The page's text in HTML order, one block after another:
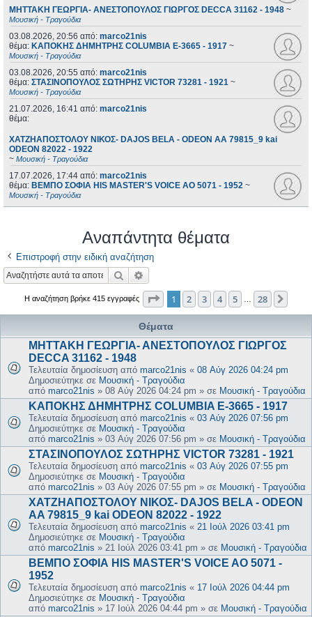
ΜΗΤΤΑΚΗ ΓΕΩΡΓΙΑ- ΑΝΕΣΤΟΠΟΥΛΟΣ ΓΙΩΡΓΟΣ DECCA 31162 - 1948 ~
Μουσική - Τραγούδια
03.08.2026, 20:56 από: marco21nis
θέμα: ΚΑΠΟΚΗΣ ΔΗΜΗΤΡΗΣ COLUMBIA E-3665 - 1917 ~
Μουσική - Τραγούδια
03.08.2026, 20:55 από: marco21nis
θέμα: ΣΤΑΣΙΝΟΠΟΥΛΟΣ ΣΩΤΗΡΗΣ VICTOR 73281 - 1921 ~
Μουσική - Τραγούδια
21.07.2026, 16:41 από: marco21nis
θέμα:
ΧΑΤΖΗΑΠΟΣΤΟΛΟΥ ΝΙΚΟΣ- DAJOS BELA - ODEON AA 79815_9 kai
ODEON 82022 - 1922
~ Μουσική - Τραγούδια
17.07.2026, 17:44 από: marco21nis
θέμα: ΒΕΜΠΟ ΣΟΦΙΑ HIS MASTER'S VOICE AO 5071 - 1952 ~
Μουσική - Τραγούδια
Αναπάντητα θέματα
Επιστροφή στην ειδική αναζήτηση
Αναζήτηση
Η αναζήτηση βρήκε 415 εγγραφές Σελίδα από28
1 2 3 4 5 28
Θέματα
ΜΗΤΤΑΚΗ ΓΕΩΡΓΙΑ- ΑΝΕΣΤΟΠΟΥΛΟΣ ΓΙΩΡΓΟΣ
DECCA 31162 - 1948
Τελευταία δημοσίευση από marco21nis « 08 Αύγ 2026 04:24 pm
Δημοσιεύτηκε σε Μουσική - Τραγούδια
από marco21nis » 08 Αύγ 2026 04:24 pm » σε Μουσική - Τραγούδια
ΚΑΠΟΚΗΣ ΔΗΜΗΤΡΗΣ COLUMBIA E-3665 - 1917
Τελευταία δημοσίευση από marco21nis « 03 Αύγ 2026 07:56 pm
Δημοσιεύτηκε σε Μουσική - Τραγούδια
από marco21nis » 03 Αύγ 2026 07:56 pm » σε Μουσική - Τραγούδια
ΣΤΑΣΙΝΟΠΟΥΛΟΣ ΣΩΤΗΡΗΣ VICTOR 73281 - 1921
Τελευταία δημοσίευση από marco21nis « 03 Αύγ 2026 07:55 pm
Δημοσιεύτηκε σε Μουσική - Τραγούδια
από marco21nis » 03 Αύγ 2026 07:55 pm » σε Μουσική - Τραγούδια
ΧΑΤΖΗΑΠΟΣΤΟΛΟΥ ΝΙΚΟΣ- DAJOS BELA - ODEON
AA 79815_9 kai ODEON 82022 - 1922
Τελευταία δημοσίευση από marco21nis « 21 Ιούλ 2026 03:41 pm
Δημοσιεύτηκε σε Μουσική - Τραγούδια
από marco21nis » 21 Ιούλ 2026 03:41 pm » σε Μουσική - Τραγούδια
ΒΕΜΠΟ ΣΟΦΙΑ HIS MASTER'S VOICE AO 5071 -
1952
Τελευταία δημοσίευση από marco21nis « 17 Ιούλ 2026 04:44 pm
Δημοσιεύτηκε σε Μουσική - Τραγούδια
από marco21nis » 17 Ιούλ 2026 04:44 pm » σε Μουσική - Τραγούδια